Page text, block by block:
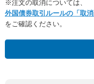
※注文の取消については、
外国債券取引ルールの「取消
をご確認ください。